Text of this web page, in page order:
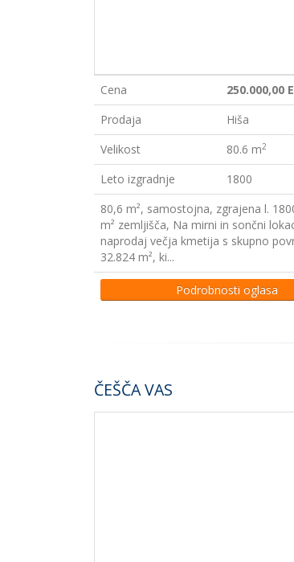
Cena
250.000,00
Prodaja
Hiša
Velikost
80.6 m2
Leto izgradnje
1800
80,6 m², samostojna, zgrajena l.
m² zemljišča, Na mirni in sončni
naprodaj večja kmetija s skupno
32.824 m², ki...
Podrobnosti oglasa
ČEŠČA VAS